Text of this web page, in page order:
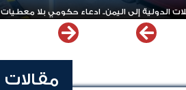
الدولية إلى اليمن.. ادعاء حكومي بلا معطيات
مقالات